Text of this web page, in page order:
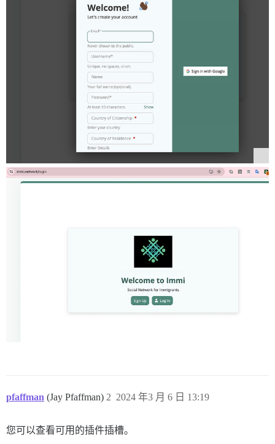
pfaffman (Jay Pfaffman) 2024 年3 月 6 日 13:19
2
您可以查看可用的插件插槽。